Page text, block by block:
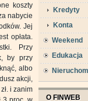
koszty
nabycie
Jej
opłata.
Przy
by przy
albo
akcji,
i zanim
Kredyty
Konta
Weekend
Edukacja
O FINWEB